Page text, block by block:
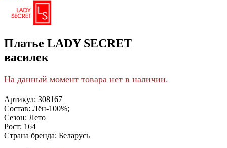
Платье LADY SECRET
василек
На данный момент товара нет в наличии.
Артикул: 308167
Состав: Лён-100%;
Сезон: Лето
Рост: 164
Страна бренда: Беларусь